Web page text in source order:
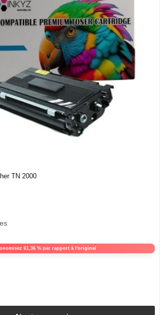
TN 2000
61,36 % par rapport à l'original